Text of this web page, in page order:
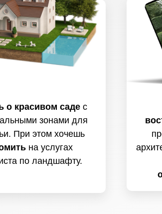
о красивом садес
зонами для
При этом хочешь
на услугах
по ландшафту.